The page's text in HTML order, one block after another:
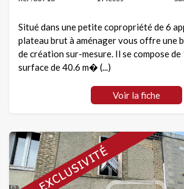
Situé dans une petite copropriété de 6
plateau brut à aménager vous offre une
de création sur-mesure. Il se compose de
surface de 40.6 m� (...)
Voir la fiche